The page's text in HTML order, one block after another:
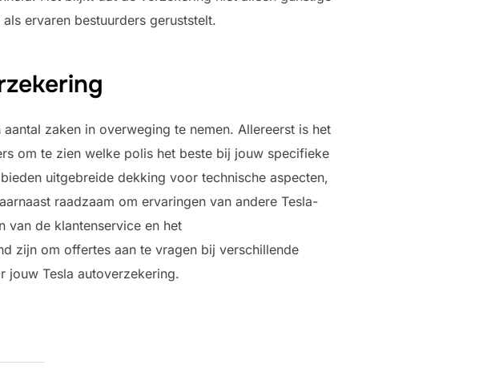
ervaren bestuurders geruststelt.
zaken in overweging te nemen. Allereerst is het
om te zien welke polis het beste bij jouw specifieke
uitgebreide dekking voor technische aspecten,
raadzaam om ervaringen van andere Tesla-
van de klantenservice en het
zijn om offertes aan te vragen bij verschillende
jouw Tesla autoverzekering.